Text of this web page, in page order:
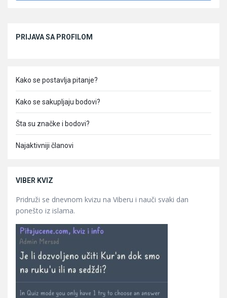
PRIJAVA SA PROFILOM
Kako se postavlja pitanje?
Kako se sakupljaju bodovi?
Šta su značke i bodovi?
Najaktivniji članovi
VIBER KVIZ
Pridruži se dnevnom kvizu na Viberu i nauči svaki dan
ponešto iz islama.